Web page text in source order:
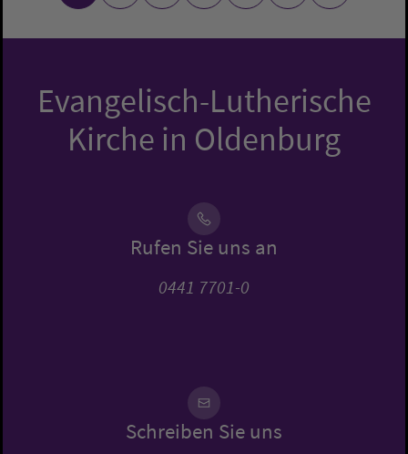
Evangelisch-Lutherische
Kirche in Oldenburg
Rufen Sie uns an
0441 7701-0
Schreiben Sie uns